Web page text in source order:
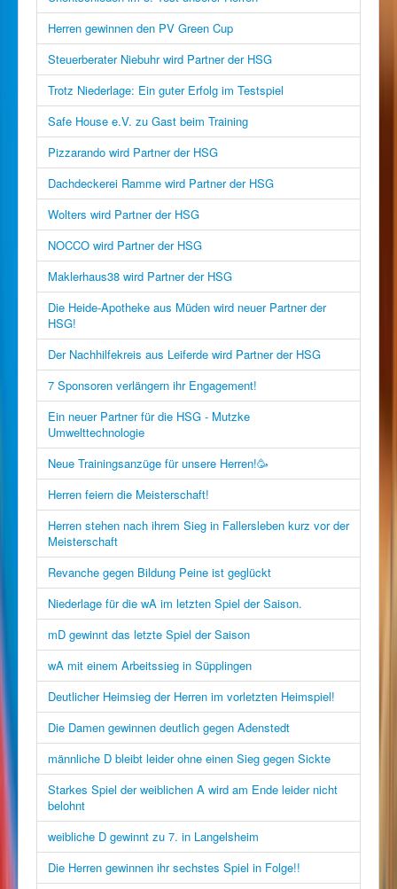
Herren gewinnen den PV Green Cup
Steuerberater Niebuhr wird Partner der HSG
Trotz Niederlage: Ein guter Erfolg im Testspiel
Safe House e.V. zu Gast beim Training
Pizzarando wird Partner der HSG
Dachdeckerei Ramme wird Partner der HSG
Wolters wird Partner der HSG
NOCCO wird Partner der HSG
Maklerhaus38 wird Partner der HSG
Die Heide-Apotheke aus Müden wird neuer Partner der
HSG!
Der Nachhilfekreis aus Leiferde wird Partner der HSG
7 Sponsoren verlängern ihr Engagement!
Ein neuer Partner für die HSG - Mutzke
Umwelttechnologie
Neue Trainingsanzüge für unsere Herren!🥳
Herren feiern die Meisterschaft!
Herren stehen nach ihrem Sieg in Fallersleben kurz vor der
Meisterschaft
Revanche gegen Bildung Peine ist geglückt
Niederlage für die wA im letzten Spiel der Saison.
mD gewinnt das letzte Spiel der Saison
wA mit einem Arbeitssieg in Süpplingen
Deutlicher Heimsieg der Herren im vorletzten Heimspiel!
Die Damen gewinnen deutlich gegen Adenstedt
männliche D bleibt leider ohne einen Sieg gegen Sickte
Starkes Spiel der weiblichen A wird am Ende leider nicht
belohnt
weibliche D gewinnt zu 7. in Langelsheim
Die Herren gewinnen ihr sechstes Spiel in Folge!!